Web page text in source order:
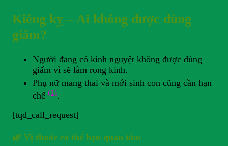
Kiêng kỵ – Ai không được dùng
giấm?
Người đang có kinh nguyệt không được dùng
giấm vì sẽ làm rong kinh.
Phụ nữ mang thai và mới sinh con cũng cần hạn
chế(1).
[tqd_call_request]
🌿 Vị thuốc có thể bạn quan tâm